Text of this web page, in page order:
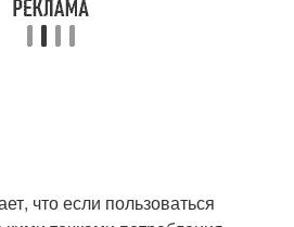
что если пользоваться